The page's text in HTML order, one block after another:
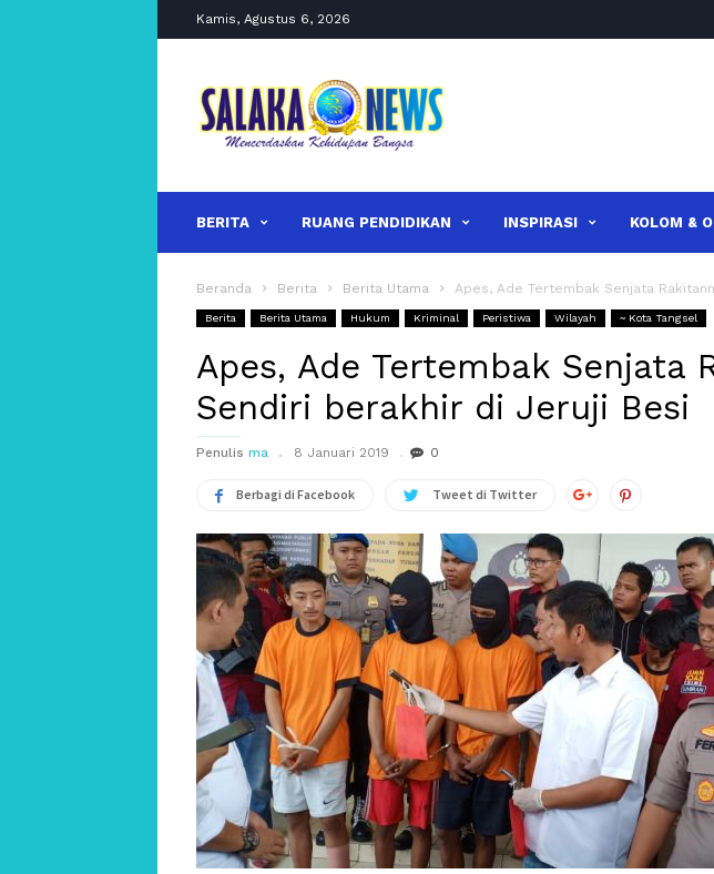
Kamis, Agustus 6, 2026
BERITA RUANG PENDIDIKAN INSPIRASI KOLOM &
Beranda Berita Berita Utama Apes, Ade Tertembak Senjata
Berita Berita Utama Hukum Kriminal Peristiwa Wilayah ~ Kota Tangsel
Apes, Ade Tertembak Senjata
Sendiri berakhir di Jeruji Besi
Penulis ma 8 Januari 2019 0
Berbagi di Facebook Tweet di Twitter